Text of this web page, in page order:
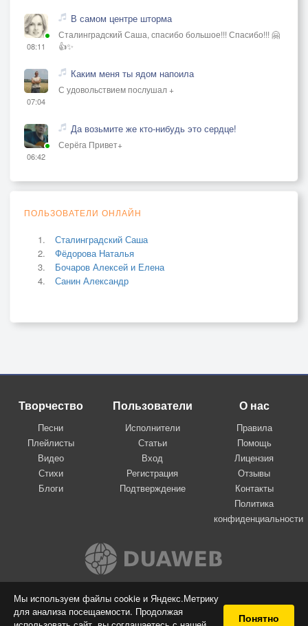
Мы используем файлы cookie и Яндекс.Метрику
для анализа посещаемости. Продолжая
Понятно
08:11
В самом центре шторма
Сталинградский Саша, спасибо большое!!! Спасибо!!! 🤗
👍✨
07:04
Каким меня ты ядом напоила
С удовольствием послушал +
06:42
Да возьмите же кто-нибудь это сердце!
Серёга Привет+
ПОЛЬЗОВАТЕЛИ ОНЛАЙН
Сталинградский Саша
Фёдорова Наталья
Бочаров Алексей и Елена
Санин Александр
Творчество
Песни
Плейлисты
Видео
Стихи
Блоги
Пользователи
Исполнители
Статьи
Вход
Регистрация
Подтверждение
О нас
Правила
Помощь
Лицензия
Отзывы
Контакты
Политика
конфиденциальности
Вконтакте
© 2009-2026 Я-пою